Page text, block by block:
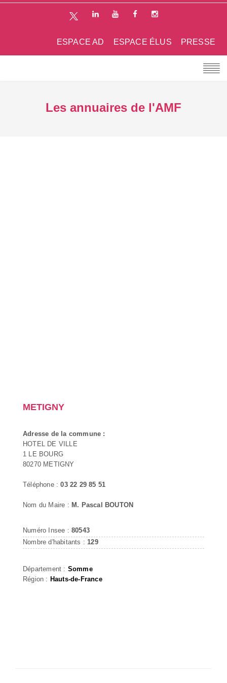
PRESSE
ESPACE ÉLUS
ESPACE AD
Les annuaires de l'AMF
METIGNY
Adresse de la commune :
HOTEL DE VILLE
1 LE BOURG
80270 METIGNY
Téléphone :03 22 29 85 51
Nom du Maire : M. Pascal BOUTON
Numéro Insee : 80543
Nombre d'habitants : 129
Département : Somme
Région : Hauts-de-France